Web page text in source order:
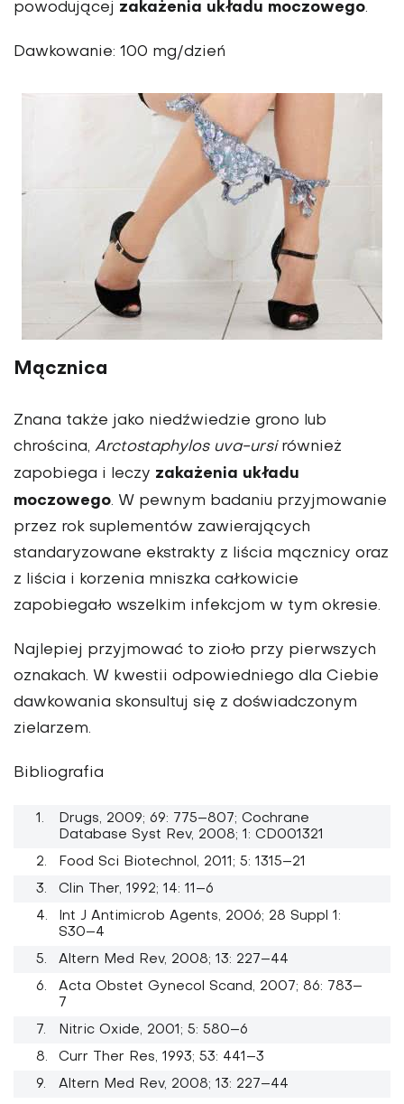
powodującej zakażenia układu moczowego.
Dawkowanie: 100 mg/dzień
Mącznica
Znana także jako niedźwiedzie grono lub
chrościna, Arctostaphylos uva-ursirównież
zapobiega i leczy zakażenia układu
moczowego. W pewnym badaniu przyjmowanie
przez rok suplementów zawierających
standaryzowane ekstrakty z liścia mącznicy oraz
z liścia i korzenia mniszka całkowicie
zapobiegało wszelkim infekcjom w tym okresie.
Najlepiej przyjmować to zioło przy pierwszych
oznakach. W kwestii odpowiedniego dla Ciebie
dawkowania skonsultuj się z doświadczonym
zielarzem.
Bibliografia
Drugs, 2009; 69: 775–807; Cochrane
Database Syst Rev, 2008; 1: CD001321
Food Sci Biotechnol, 2011; 5: 1315–21
Clin Ther, 1992; 14: 11–6
Int J Antimicrob Agents, 2006; 28 Suppl 1:
S30–4
Altern Med Rev, 2008; 13: 227–44
Acta Obstet Gynecol Scand, 2007; 86: 783–
7
Nitric Oxide, 2001; 5: 580–6
Curr Ther Res, 1993; 53: 441–3
Altern Med Rev, 2008; 13: 227–44